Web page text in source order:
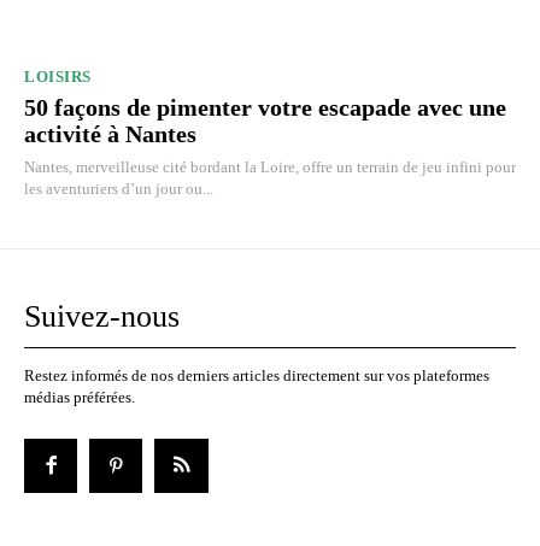
LOISIRS
50 façons de pimenter votre escapade avec une
activité à Nantes
Nantes, merveilleuse cité bordant la Loire, offre un terrain de jeu infini pour
les aventuriers d’un jour ou...
Suivez-nous
Restez informés de nos derniers articles directement sur vos plateformes
médias préférées.